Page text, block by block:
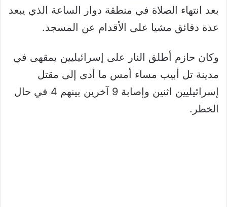
بعد انتهاء الصلاة في منطقة دوار الساعة الذي يبعد
عدة دقائق مشيا على الأقدام عن المسجد.
وكان حازم أطلق النار على إسرائيليين بمقهى في
مدينة تل أبيب مساء أمس ما أدى إلى مقتل
إسرائيليين اثنين وإصابة 9 آخرين بينهم 4 في حال
الخطر.